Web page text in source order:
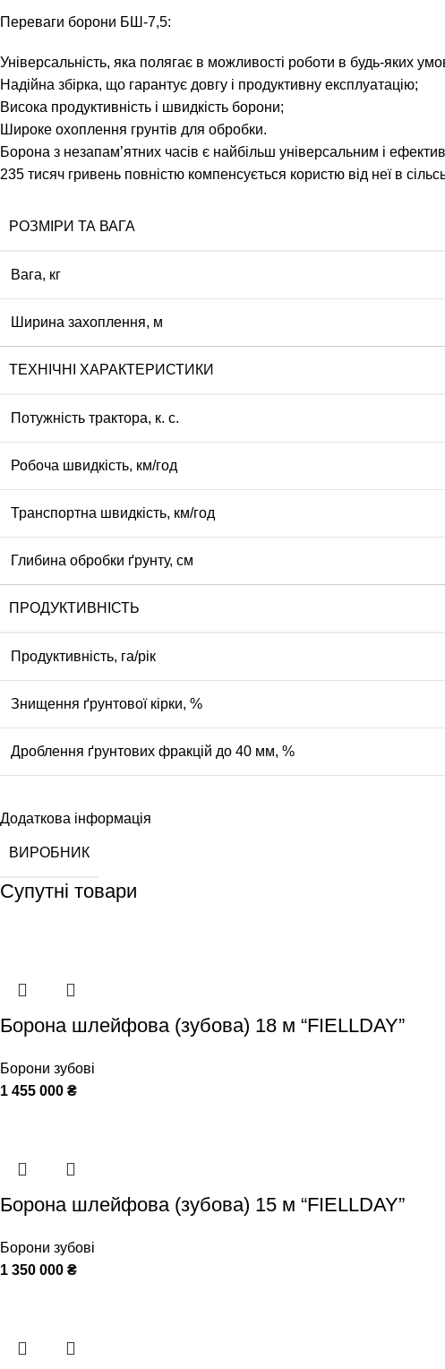
Переваги борони БШ-7,5:
Універсальність, яка полягає в можливості роботи в будь-яких
Надійна збірка, що гарантує довгу і продуктивну експлуатацію;
Висока продуктивність і швидкість борони;
Широке охоплення грунтів для обробки.
Борона з незапам’ятних часів є найбільш універсальним і
235 тисяч гривень повністю компенсується користю від неї в
РОЗМІРИ ТА ВАГА
Вага, кг
Ширина захоплення, м
ТЕХНІЧНІ ХАРАКТЕРИСТИКИ
Потужність трактора, к. с.
Робоча швидкість, км/год
Транспортна швидкість, км/год
Глибина обробки ґрунту, см
ПРОДУКТИВНІСТЬ
Продуктивність, га/рік
Знищення ґрунтової кірки, %
Дроблення ґрунтових фракцій до 40 мм, %
Додаткова інформація
ВИРОБНИК
Супутні товари
Борона шлейфова (зубова) 18 м “FIELLDAY”
Борони зубові
1 455 000 ₴
Борона шлейфова (зубова) 15 м “FIELLDAY”
Борони зубові
1 350 000 ₴